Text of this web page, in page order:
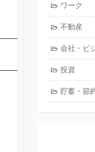
ワーク
不動産
会社・ビ
投資
貯蓄・節